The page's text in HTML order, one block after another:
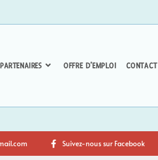
PARTENAIRES OFFRE D’EMPLOI CONTACT
Suivez-nous sur Facebook